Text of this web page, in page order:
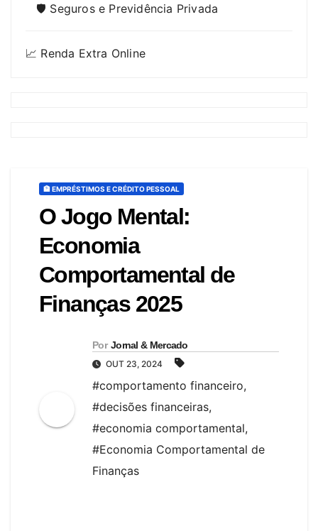
🛡️ Seguros e Previdência Privada
📈 Renda Extra Online
🏦 EMPRÉSTIMOS E CRÉDITO PESSOAL
O Jogo Mental:
Economia
Comportamental de
Finanças 2025
Por Jornal & Mercado
OUT 23, 2024
#comportamento financeiro,
#decisões financeiras,
#economia comportamental,
#Economia Comportamental de
Finanças